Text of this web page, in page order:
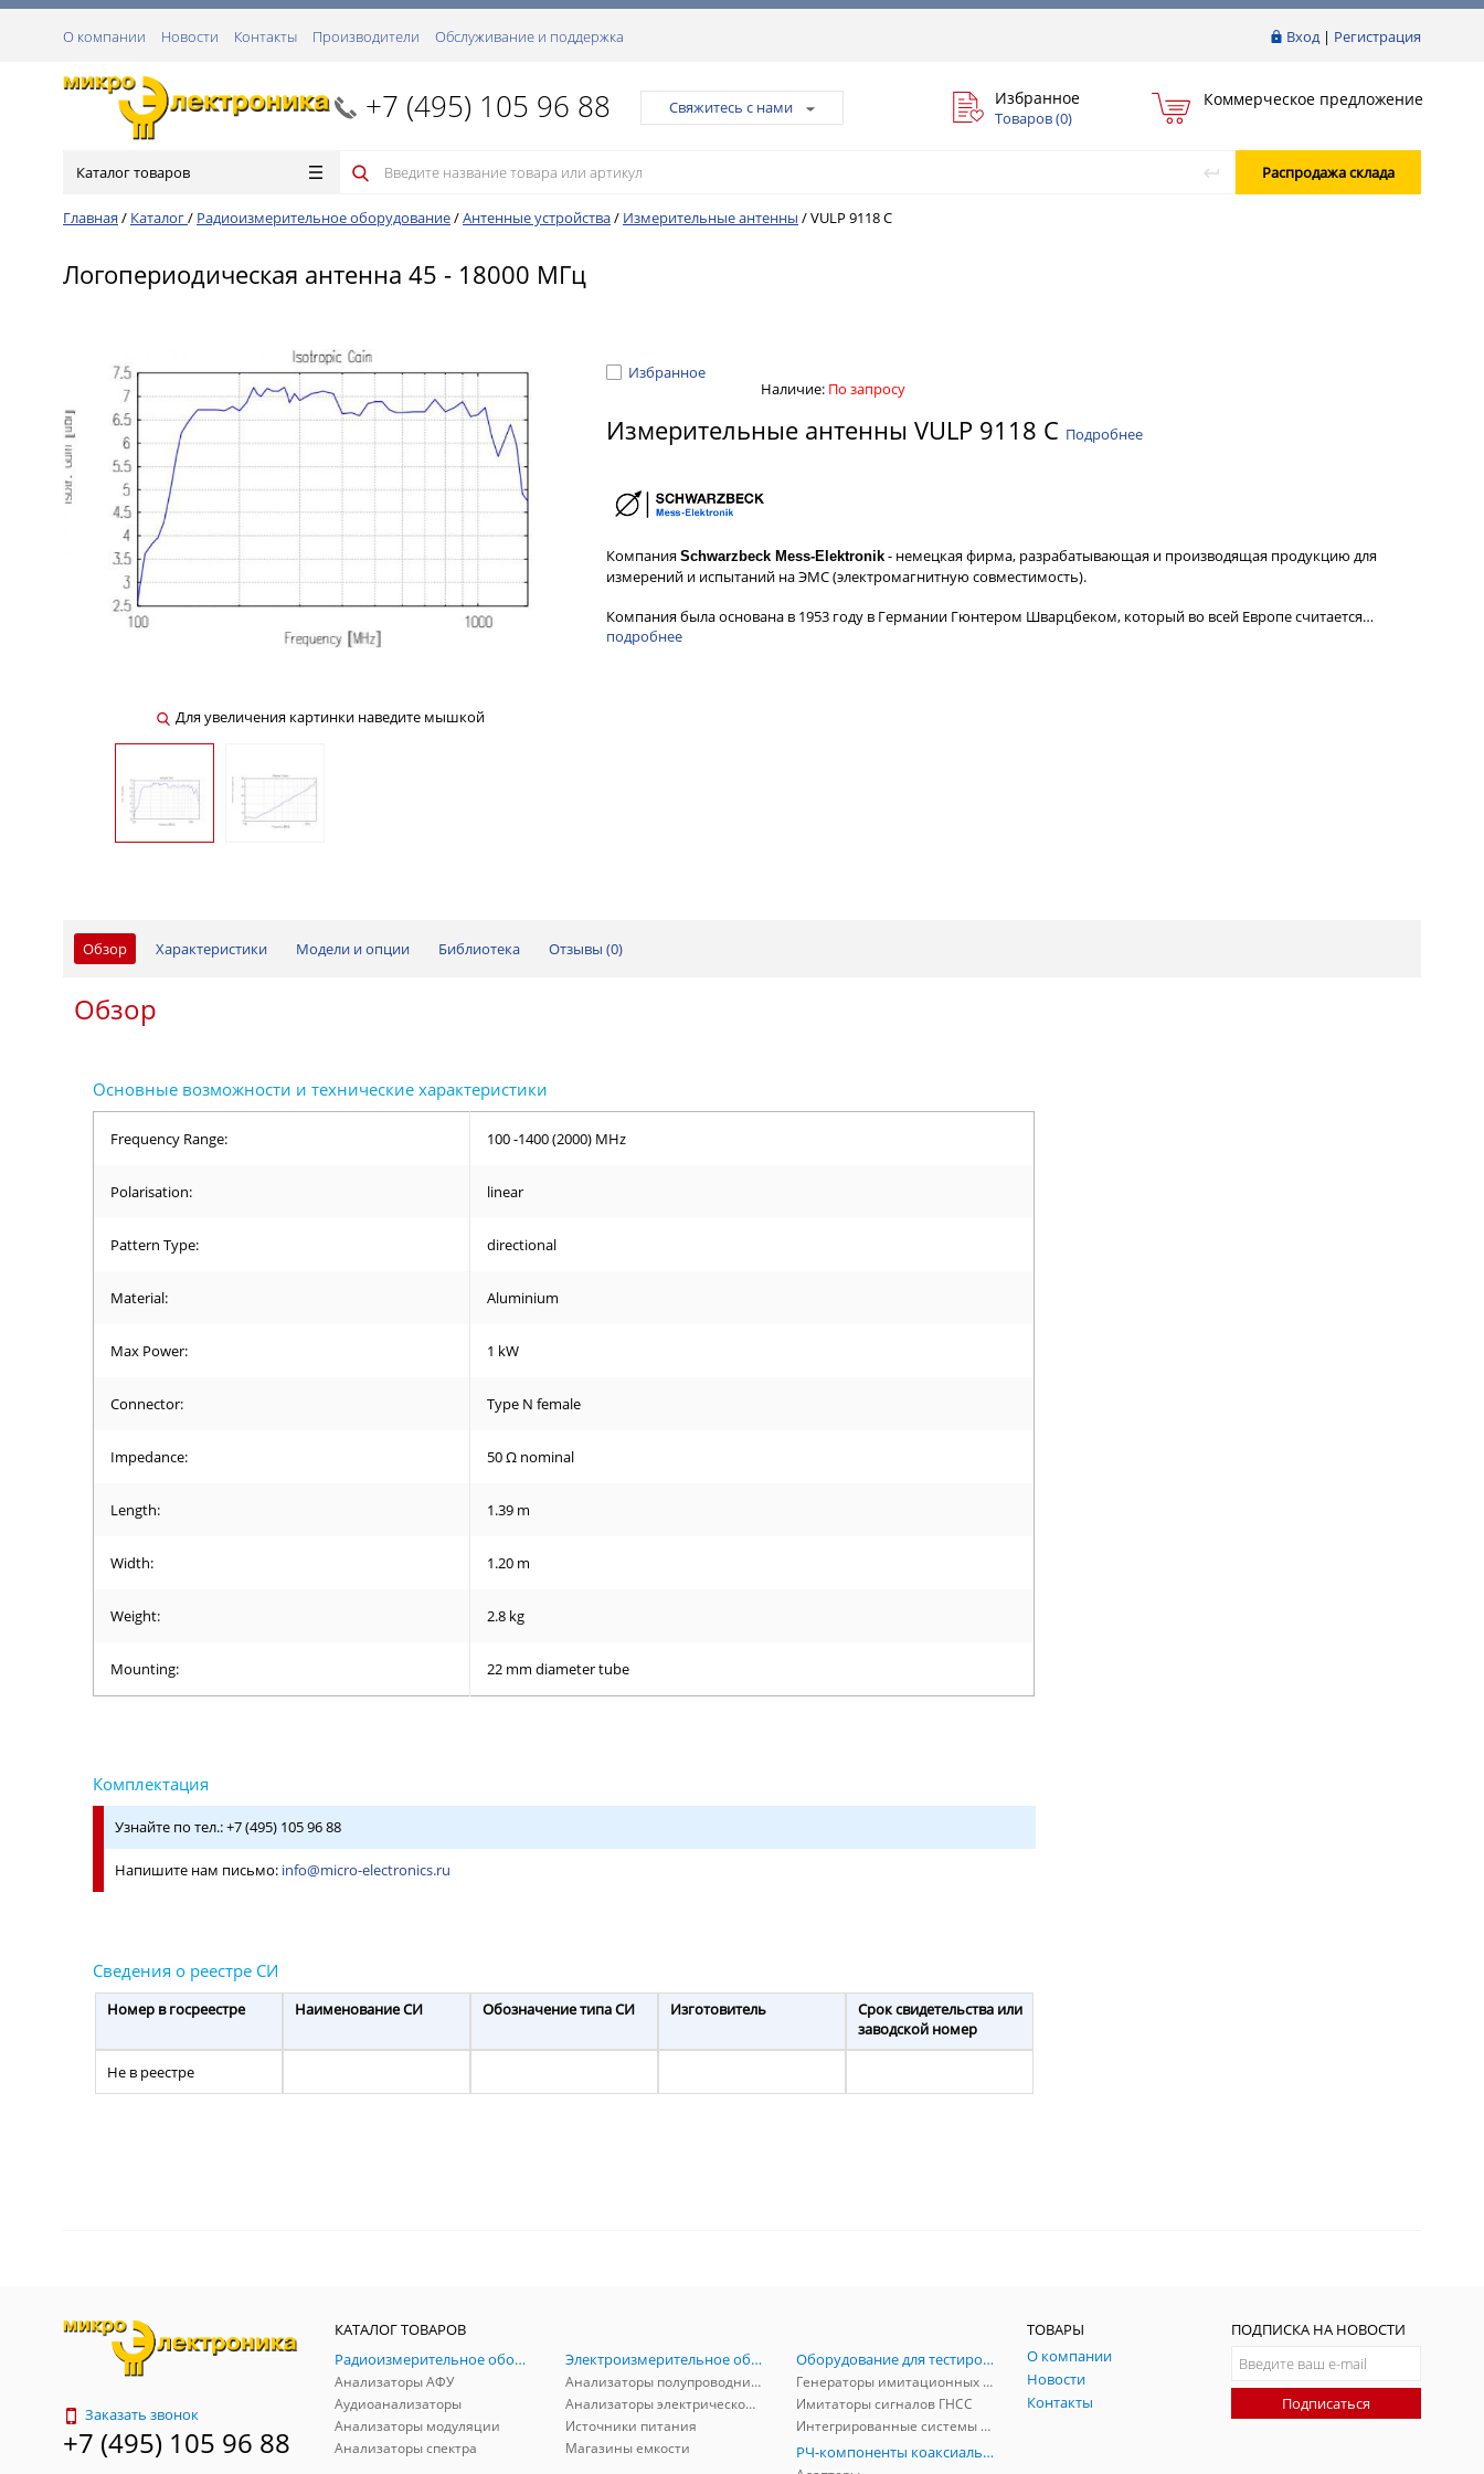
Вход| Регистрация
О компании Новости Контакты Производители Обслуживание и поддержка
+7 (495) 105 96 88 Свяжитесь с нами Избранное
Товаров (0)
Коммерческое предложение
Каталог товаров Распродажа склада
Главная / Каталог/ Радиоизмерительное оборудование/Антенные устройства/ Измерительные антенны /VULP 9118 C
Логопериодическая антенна 45 - 18000 МГц
Для увеличения картинки наведите мышкой
Избранное
Наличие: По запросу
Измерительные антенны VULP 9118 C Подробнее
Компания Schwarzbeck Mess-Elektronik - немецкая фирма, разрабатывающая и производящая продукцию для
измерений и испытаний на ЭМС (электромагнитную совместимость).
Компания была основана в 1953 году в Германии Гюнтером Шварцбеком, который во всей Европе считается…
подробнее
Обзор Характеристики Модели и опции Библиотека Отзывы (0)
Обзор
Frequency Range: 100 -1400 (2000) MHz
Polarisation: linear
Pattern Type: directional
Material: Aluminium
Max Power: 1 kW
Connector: Type N female
Impedance: 50 Ω nominal
Length: 1.39 m
Width: 1.20 m
Weight: 2.8 kg
Mounting: 22 mm diameter tube
Узнайте по тел.: +7 (495) 105 96 88
Напишите нам письмо: info@micro-electronics.ru
Номер в госреестре
Не в реестре
Наименование СИ Обозначение типа СИ Изготовитель
Срок свидетельства или
заводской номер
Заказать звонок
+7 (495) 105 96 88
КАТАЛОГ ТОВАРОВ
Радиоизмерительное оборудование
Анализаторы АФУ
Аудиоанализаторы
Анализаторы модуляции
Анализаторы спектра
Электроизмерительное оборудование
Анализаторы полупроводников
Анализаторы электрической мощности
Источники питания
Магазины емкости
Оборудование для тестирования и симуляции ГНСС
Генераторы имитационных и заградительных помех
Имитаторы сигналов ГНСС
Интегрированные системы защиты от ГНСС-помех
РЧ-компоненты коаксиальные
ТОВАРЫ
О компании
Новости
Контакты
ПОДПИСКА НА НОВОСТИ
Подписаться